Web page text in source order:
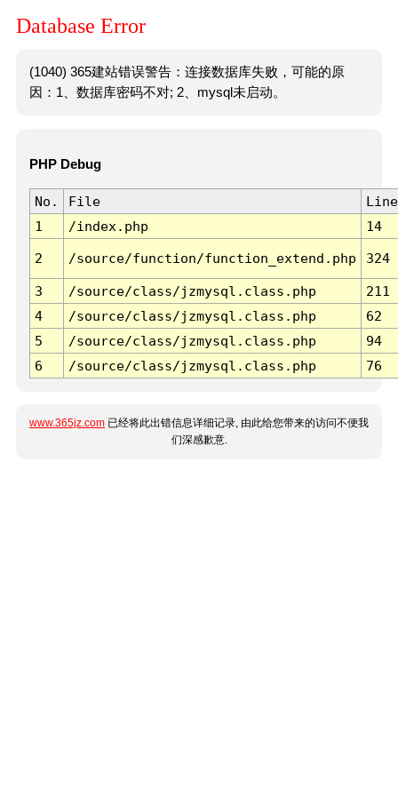
Database Error
(1040) 365建站错误警告：连接数据库失败，可能的原
因：1、数据库密码不对; 2、mysql未启动。
PHP Debug
No. File
Line
1
/index.php 14
2 /source/function/function_extend.php 324
3 /source/class/jzmysql.class.php
211
4
/source/class/jzmysql.class.php
62
5
/source/class/jzmysql.class.php
94
6
/source/class/jzmysql.class.php 76
www.365jz.com 已经将此出错信息详细记录, 由此给您带来的访问不便我
们深感歉意.